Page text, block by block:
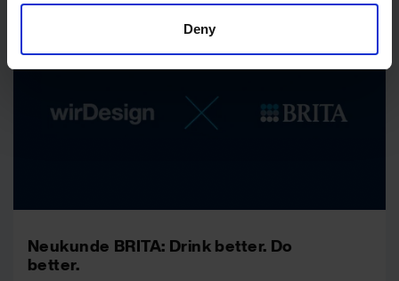
Deny
Neukunde BRITA: Drink better. Do
better.